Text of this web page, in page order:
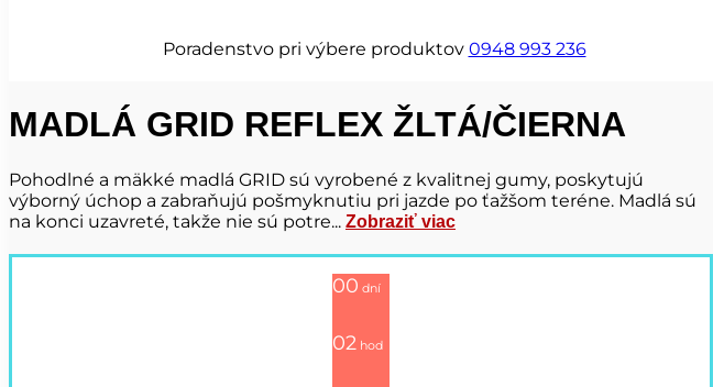
Poradenstvo pri výbere produktov 0948 993 236
MADLÁ GRID REFLEX ŽLTÁ/ČIERNA
Pohodlné a mäkké madlá GRID sú vyrobené z kvalitnej gumy, poskytujú
výborný úchop a zabraňujú pošmyknutiu pri jazde po ťažšom teréne. Madlá sú
na konci uzavreté, takže nie sú potre... Zobraziť viac
00 dní
02hod